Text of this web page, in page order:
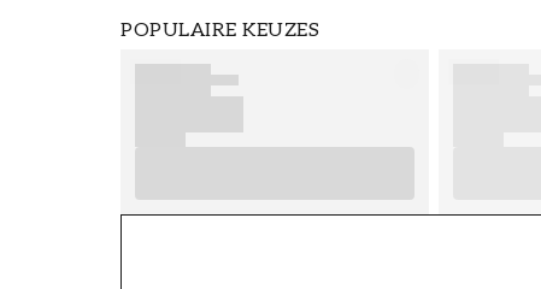
FT38-000-W0000
POPULAIRE KEUZES